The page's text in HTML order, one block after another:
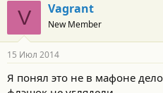
V Vagrant
New Member
15 Июл 2014
Я понял это не в мафоне